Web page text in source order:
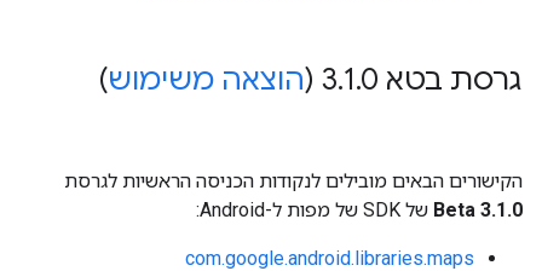
גרסת בטא 3 .1.0 ( הוצאה משימוש)
הקישורים הבאים מובילים לנקודות הכניסה הראשיות לגרסת
3.1.0 Beta
של SDK של מפות ל-Android:‏
com.google.android.libraries.maps